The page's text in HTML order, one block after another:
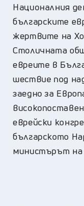
Националния
българските
жертвите на
Столичната
евреите в
шествие под
заедно за
еврейски
българското
министърът